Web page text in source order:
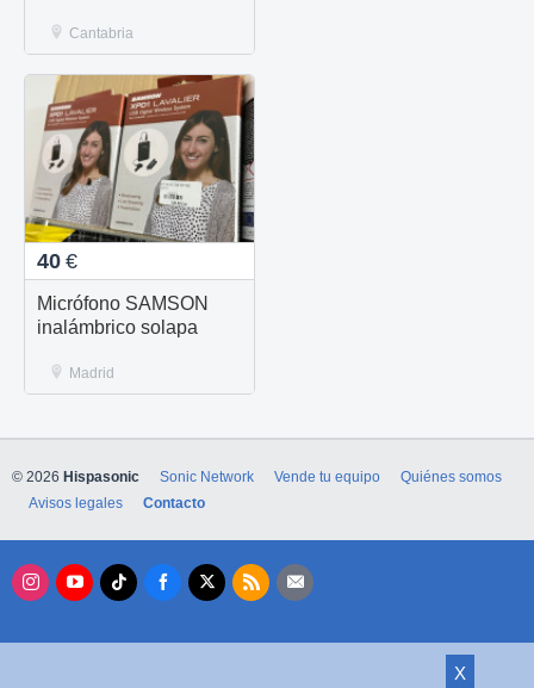
Cantabria
40 €
Micrófono SAMSON
inalámbrico solapa
Madrid
X
© 2026 Hispasonic Sonic Network Vende tu equipo
Quiénes somos
Avisos legales
Contacto